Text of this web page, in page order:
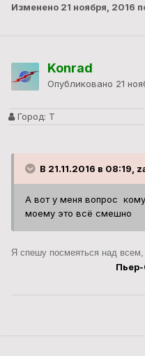
Изменено 21 ноября, 2016
Konrad
Опубликовано 21
Город: Т
В 21.11.2016 в 08:19,
А вот у меня вопрос
моему это всё смешно
Я спешу посмеяться над всем
Пьер-Огюстен